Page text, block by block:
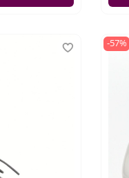
-57%